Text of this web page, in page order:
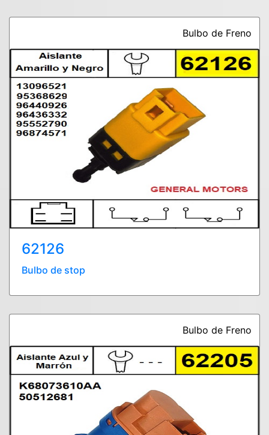
Bulbo de Freno
62126
Bulbo de stop
Bulbo de Freno